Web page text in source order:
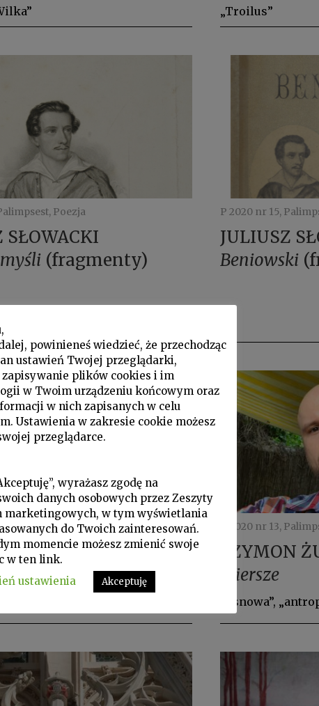
„Troilus”
Poezja
SŁOWACKI
(fragmenty)
P 2020 nr 15,
JULIUSZ
Beniowski
Poezja P 2020 nr 13,
SZYMON
Wiersze
„osnowa”,
powinieneś wiedzieć, że przechodząc
ustawień Twojej przeglądarki,
zapisywanie plików cookies i im
w Twoim urządzeniu końcowym oraz
w nich zapisanych w celu
Ustawienia w zakresie cookie możesz
przeglądarce.
wyrażasz zgodę na
danych osobowych przez Zeszyty
marketingowych, w tym wyświetlania
do Twoich zainteresowań.
momencie możesz zmienić swoje
w ten link.
ustawienia
Akceptuję